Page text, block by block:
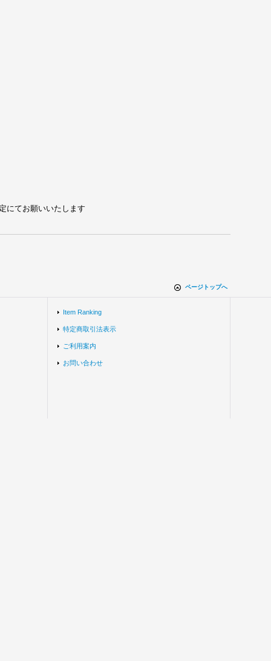
にてお願いいたします
ページトップへ
Item Ranking
特定商取引法表示
ご利用案内
お問い合わせ